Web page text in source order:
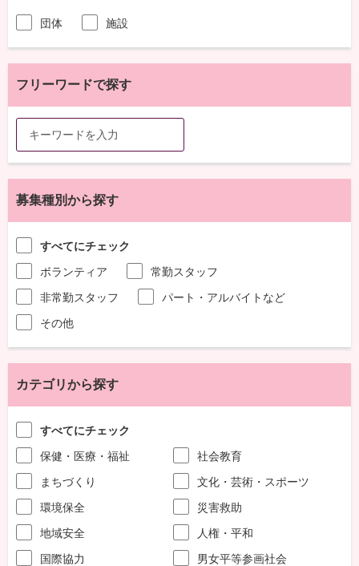
団体 施設
フリーワードで探す
募集種別から探す
すべてにチェック
ボランティア
常勤スタッフ
非常勤スタッフ
パート・アルバイトなど
その他
カテゴリから探す
すべてにチェック
保健・医療・福祉
社会教育
まちづくり
文化・芸術・スポーツ
環境保全
災害救助
地域安全
人権・平和
国際協力
男女平等参画社会